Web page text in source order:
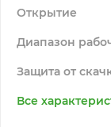
Открытие
Диапазон
Защита от
Все